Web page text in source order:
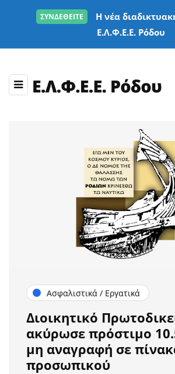
ΣΥΝΔΕΘΕΙΤΕ
Η νέα
Ε.Λ.Φ.Ε.Ε. Ρόδου
Ασφαλιστικά / Εργατικά
Διοικητικό
ακύρωσε πρόστιμο
μη αναγραφή σε
προσωπικού